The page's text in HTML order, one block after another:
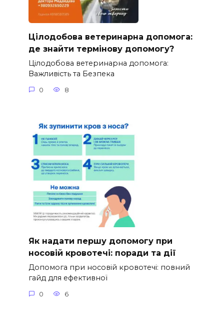
Цілодобова ветеринарна допомога:
де знайти термінову допомогу?
Цілодобова ветеринарна допомога:
Важливість та Безпека
0 8
Як надати першу допомогу при
носовій кровотечі: поради та дії
Допомога при носовій кровотечі: повний
гайд для ефективної
0 6